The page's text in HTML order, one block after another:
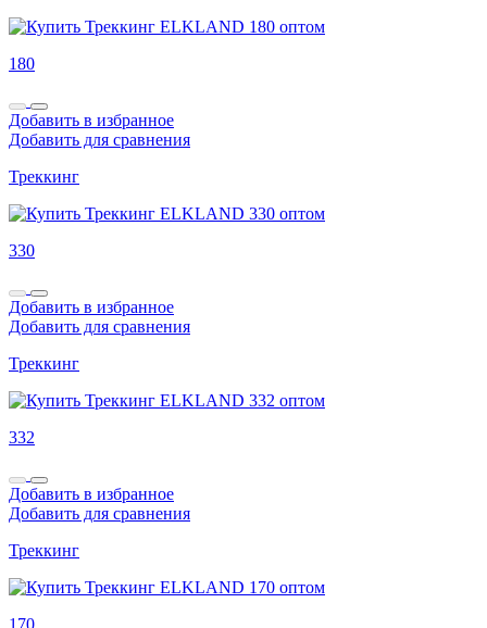
180
Добавить в избранное
Добавить для сравнения
Треккинг
330
Добавить в избранное
Добавить для сравнения
Треккинг
332
Добавить в избранное
Добавить для сравнения
Треккинг
170